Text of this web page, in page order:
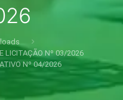
LICITAÇÃO Nº 03/2026
Nº 04/2026